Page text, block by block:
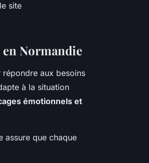
site
en Normandie
aux besoins
à la situation
émotionnels et
assure que chaque